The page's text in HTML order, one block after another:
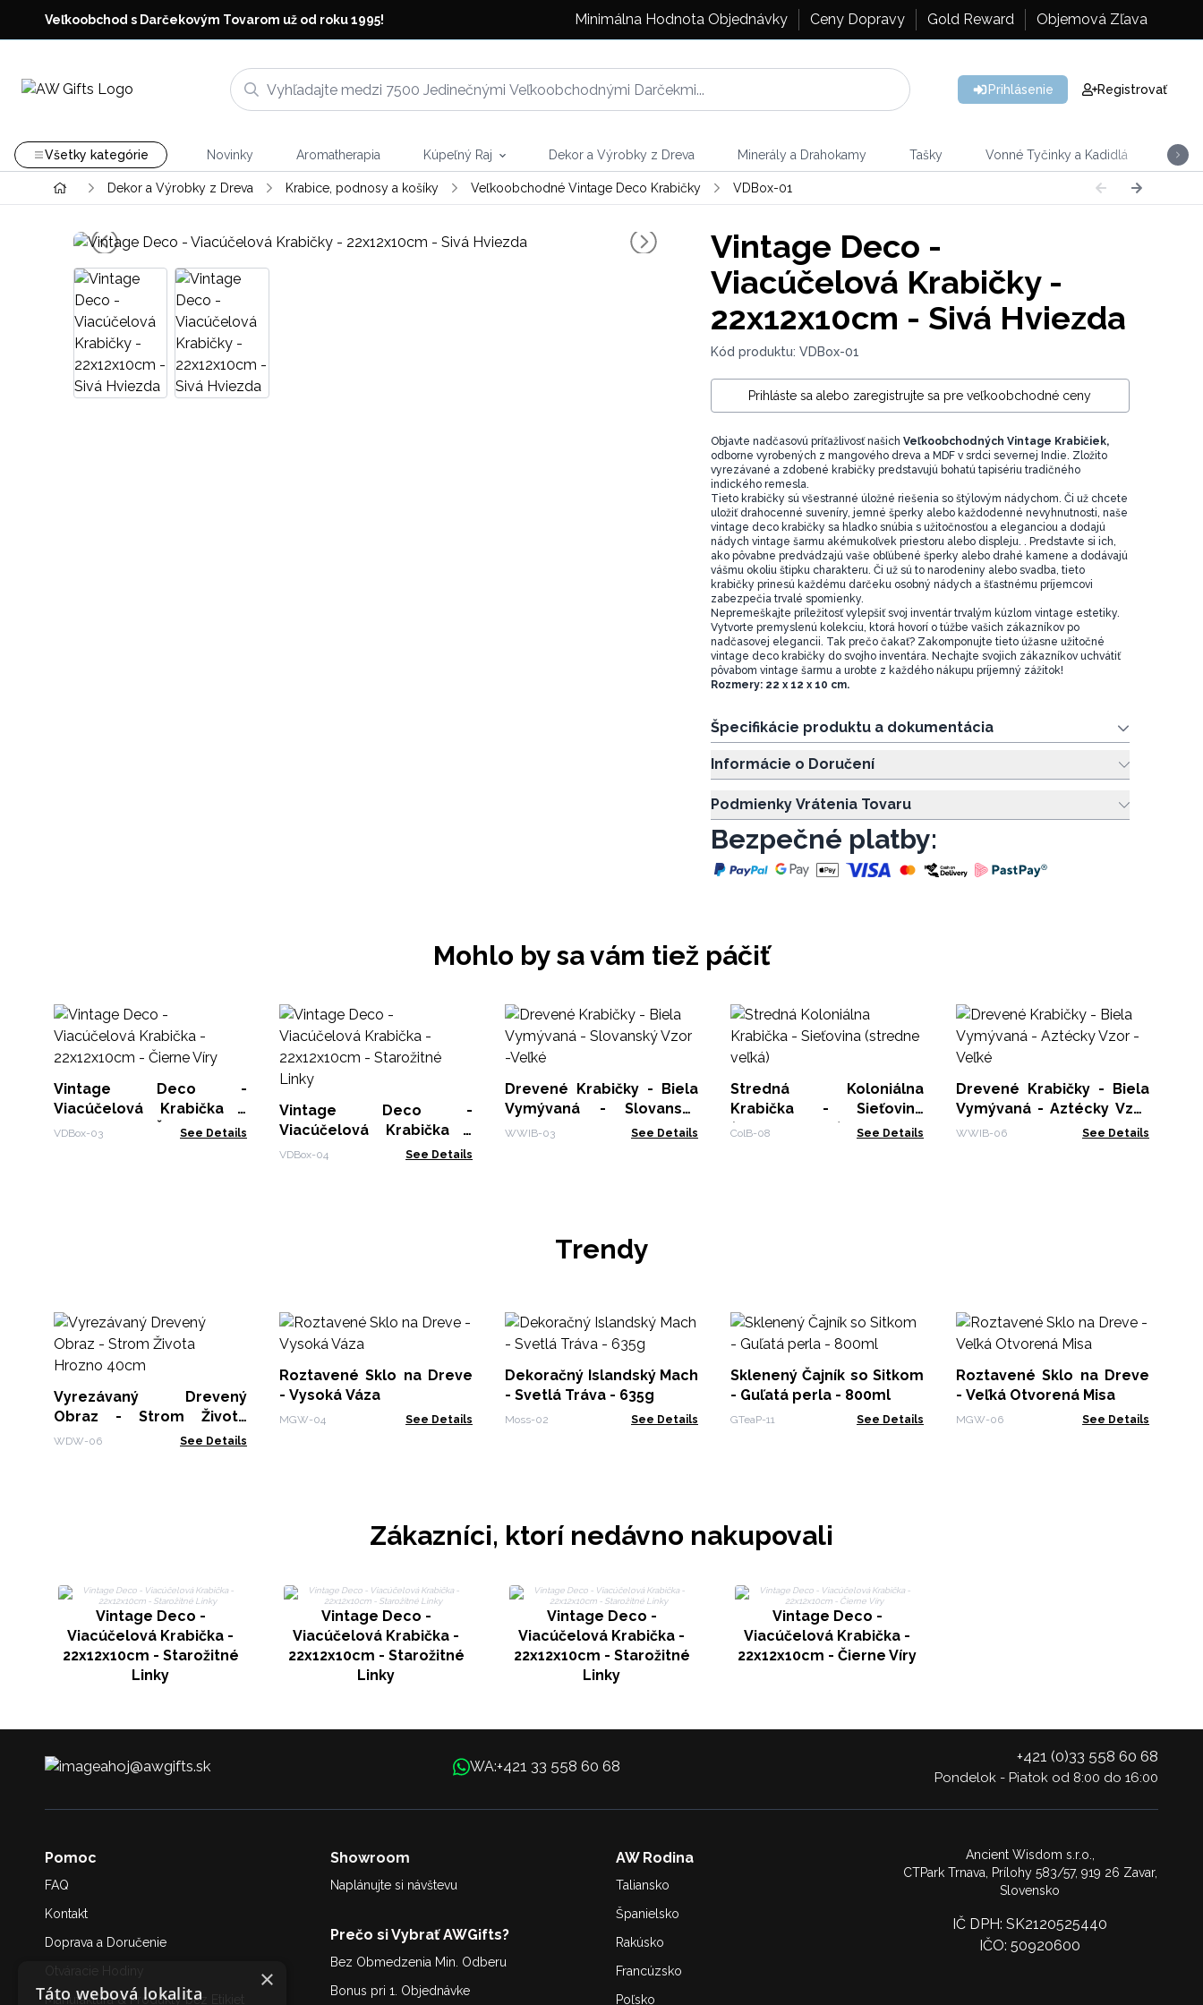
Veľkoobchod s Darčekovým Tovarom už od roku 1995! Minimálna Hodnota Objednávky Ceny Dopravy Gold Reward Objemová Zľava
Prihlásenie Registrovať
Všetky kategórie Novinky Aromatherapia Kúpeľný Raj Dekor a Výrobky z Dreva Minerály a Drahokamy Tašky Vonné Tyčinky a Kadidlá
Dekor a Výrobky z Dreva Krabice, podnosy a košíky Veľkoobchodné Vintage Deco Krabičky VDBox-01
Vintage Deco -
Viacúčelová Krabičky -
22x12x10cm - Sivá Hviezda
Kód produktu: VDBox-01
Prihláste sa alebo zaregistrujte sa pre veľkoobchodné ceny
Objavte nadčasovú príťažlivosť našich Veľkoobchodných Vintage Krabičiek,
odborne vyrobených z mangového dreva a MDF v srdci severnej Indie. Zložito
vyrezávané a zdobené krabičky predstavujú bohatú tapisériu tradičného
indického remesla.
Tieto krabičky sú všestranné úložné riešenia so štýlovým nádychom. Či už chcete
uložiť drahocenné suveníry, jemné šperky alebo každodenné nevyhnutnosti, naše
vintage deco krabičky sa hladko snúbia s užitočnosťou a eleganciou a dodajú
nádych vintage šarmu akémukoľvek priestoru alebo displeju. . Predstavte si ich,
ako pôvabne predvádzajú vaše obľúbené šperky alebo drahé kamene a dodávajú
vášmu okoliu štipku charakteru. Či už sú to narodeniny alebo svadba, tieto
krabičky prinesú každému darčeku osobný nádych a šťastnému príjemcovi
zabezpečia trvalé spomienky.
Nepremeškajte príležitosť vylepšiť svoj inventár trvalým kúzlom vintage estetiky.
Vytvorte premyslenú kolekciu, ktorá hovorí o túžbe vašich zákazníkov po
nadčasovej elegancii. Tak prečo čakať? Zakomponujte tieto úžasne užitočné
vintage deco krabičky do svojho inventára. Nechajte svojich zákazníkov uchvátiť
pôvabom vintage šarmu a urobte z každého nákupu príjemný zážitok!
Rozmery: 22 x 12 x 10 cm.
Špecifikácie produktu a dokumentácia
Informácie o Doručení
Podmienky Vrátenia Tovaru
Bezpečné platby:
Mohlo by sa vám tiež páčiť
Vintage Deco -
Viacúčelová Krabička -
22x12x10cm - Čierne Víry
VDBox-03 See Details
Vintage Deco -
Viacúčelová Krabička -
22x12x10cm - Starožitné
VDBox-04 See Details
Drevené Krabičky - Biela
Vymývaná - Slovanský
Vzor -Veľké
WWIB-03 See Details
Stredná Koloniálna
Krabička - Sieťovina
(stredne veľká)
ColB-08 See Details
Drevené Krabičky - Biela
Vymývaná - Aztécky Vzor
- Veľké
WWIB-06 See Details
Trendy
Vyrezávaný Drevený
Obraz - Strom Života
Hrozno 40cm
WDW-06 See Details
Roztavené Sklo na Dreve
- Vysoká Váza
MGW-04 See Details
Dekoračný Islandský Mach
- Svetlá Tráva - 635g
Moss-02 See Details
Sklenený Čajník so Sitkom
- Guľatá perla - 800ml
GTeaP-11 See Details
Roztavené Sklo na Dreve
- Veľká Otvorená Misa
MGW-06 See Details
Zákazníci, ktorí nedávno nakupovali
Vintage Deco -
Viacúčelová Krabička -
22x12x10cm - Starožitné
Linky
Vintage Deco -
Viacúčelová Krabička -
22x12x10cm - Starožitné
Linky
Vintage Deco -
Viacúčelová Krabička -
22x12x10cm - Starožitné
Linky
Vintage Deco -
Viacúčelová Krabička -
22x12x10cm - Čierne Víry
ahoj@awgifts.sk WA:+421 33 558 60 68
+421 (0)33 558 60 68
Pondelok - Piatok od 8:00 do 16:00
Pomoc
FAQ
Kontakt
Doprava a Doručenie
Manufaktúra & Produkty bez Etikiet
Showroom
Naplánujte si návštevu
Prečo si Vybrať AWGifts?
Bez Obmedzenia Min. Odberu
Bonus pri 1. Objednávke
AW Rodina
Taliansko
Španielsko
Rakúsko
Francúzsko
Poľsko
Ancient Wisdom s.r.o.,
CTPark Trnava, Prílohy 583/57, 919 26 Zavar,
Slovensko
IČ DPH: SK2120525440
IČO: 50920600
×
Táto webová lokalita